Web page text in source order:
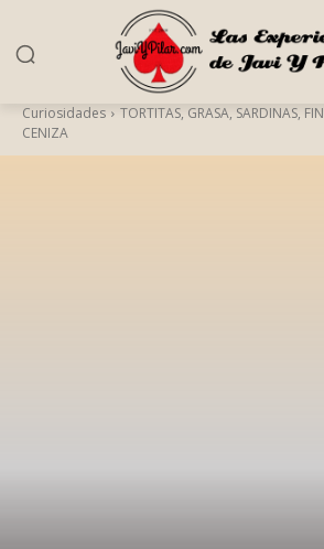
Curiosidades
TORTITAS, GRASA, SARDINAS,
CENIZA